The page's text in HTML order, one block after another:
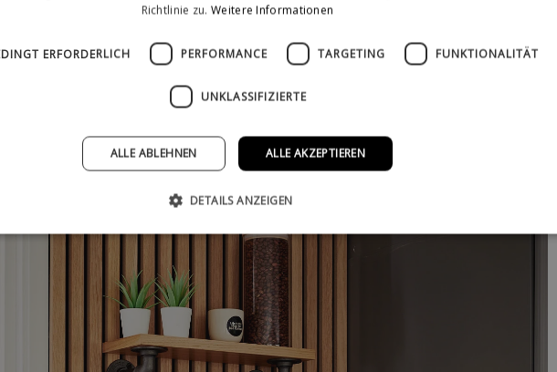
Wasserrohre und das klassische Eichenholz bilden einen scharfen Kontrast: Industrie
Richtlinie zu.Weitere Informationen
ERFORDERLICH PERFORMANCE TARGETING FUNKTIONALITÄT
UNKLASSIFIZIERTE
ALLE AKZEPTIEREN
ALLE ABLEHNEN
DETAILS ANZEIGEN